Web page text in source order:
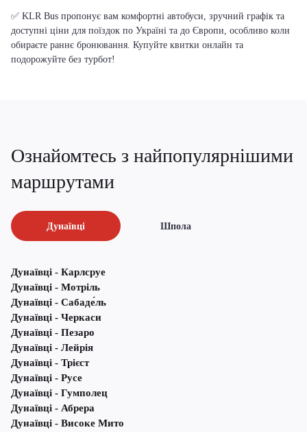
✅ KLR Bus пропонує вам комфортні автобуси, зручний графік та
доступні ціни для поїздок по Україні та до Європи, особливо коли
обираєте раннє бронювання. Купуйте квитки онлайн та
подорожуйте без турбот!
Ознайомтесь з найпопулярнішими
маршрутами
Дунаївці Шпола
Дунаївці - Карлсруе
Дунаївці - Мотріль
Дунаївці - Сабаде́ль
Дунаївці - Черкаси
Дунаївці - Пезаро
Дунаївці - Лейрія
Дунаївці - Трієст
Дунаївці - Русе
Дунаївці - Гумполец
Дунаївці - Абрера
Дунаївці - Високе Мито